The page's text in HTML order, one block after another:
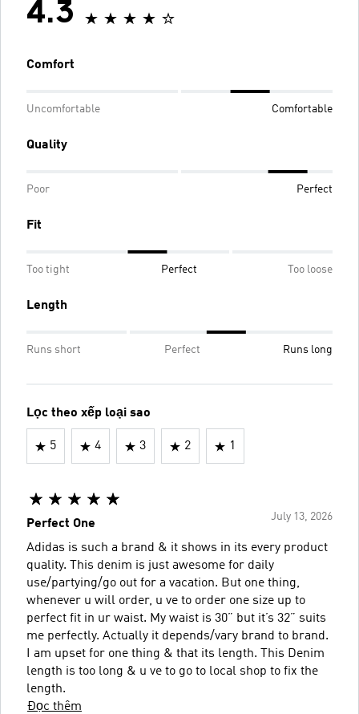
4.3
Comfort
Uncomfortable Comfortable
Quality
Poor Perfect
Fit
Too tight Perfect Too loose
Length
Runs short Perfect Runs long
Lọc theo xếp loại sao
5 4 3 2 1
July 13, 2026
Perfect One
Adidas is such a brand & it shows in its every product
quality. This denim is just awesome for daily
use/partying/go out for a vacation. But one thing,
whenever u will order, u ve to order one size up to
perfect fit in ur waist. My waist is 30” but it’s 32” suits
me perfectly. Actually it depends/vary brand to brand.
I am upset for one thing & that its length. This Denim
length is too long & u ve to go to local shop to fix the
length.
Đọc thêm